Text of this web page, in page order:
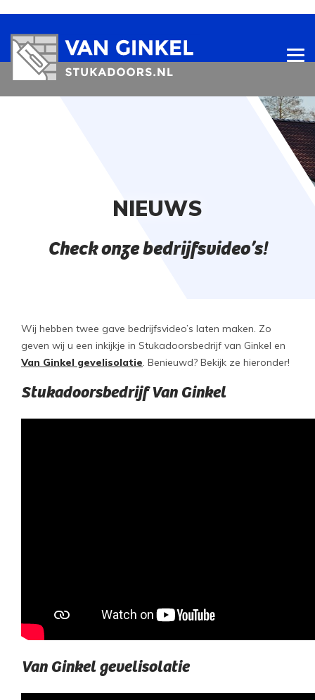
NIEUWS
Check onze bedrijfsvideo’s!
Wij hebben twee gave bedrijfsvideo’s laten maken. Zo
geven wij u een inkijkje in Stukadoorsbedrijf van Ginkel en
Van Ginkel gevelisolatie . Benieuwd? Bekijk ze hieronder!
Stukadoorsbedrijf Van Ginkel
Van Ginkel gevelisolatie